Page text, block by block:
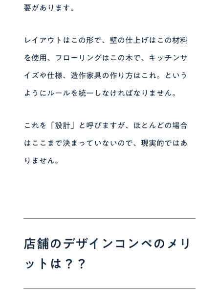
要があります。
レイアウトはこの形で、壁の仕上げはこの材料
を使用、フローリングはこの木で、キッチンサ
イズや仕様、造作家具の作り方はこれ。という
ようにルールを統一しなければなりません。
これを「設計」と呼びますが、ほとんどの場合
はここまで決まっていないので、現実的ではあ
りません。
店舗のデザインコンペのメリ
ットは？？